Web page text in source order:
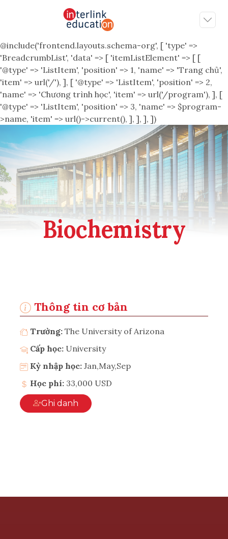
@include('frontend.layouts.schema-org', [ 'type' =>
'BreadcrumbList', 'data' => [ 'itemListElement' => [ [
'@type' => 'ListItem', 'position' => 1, 'name' => 'Trang chủ',
'item' => url('/'), ], [ '@type' => 'ListItem', 'position' => 2,
'name' => 'Chương trình học', 'item' => url('/program'), ], [
'@type' => 'ListItem', 'position' => 3, 'name' => $program-
>name, 'item' => url()->current(), ], ], ], ])
Biochemistry
Thông tin cơ bản
Trường: The University of Arizona
Cấp học: University
Kỳ nhập học: Jan,May,Sep
Học phí: 33,000 USD
Ghi danh